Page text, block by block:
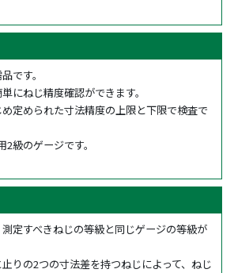
です。
にねじ精度確認ができます。
定められた寸法精度の上限と下限で検査で
級のゲージです。
定すべきねじの等級と同じゲージの等級が
りの2つの寸法差を持つねじによって、ねじ